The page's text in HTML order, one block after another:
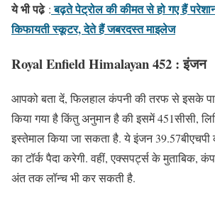
ये भी पढे़:बढ़ते पेट्रोल की कीमत से हो गए हैं
किफायती स्कूटर, देते हैं जबरदस्त माइलेज
Royal Enfield Himalayan 452 : इंजन
आपको बता दें, फिलहाल कंपनी की तरफ से इसके
किया गया है किंतु अनुमान है की इसमें 451सीसी,
इस्तेमाल किया जा सकता है. ये इंजन 39.57बीएचपी
का टॉर्क पैदा करेगी. वहीं, एक्सपर्ट्स के मुताबिक,
अंत तक लॉन्च भी कर सकती है.